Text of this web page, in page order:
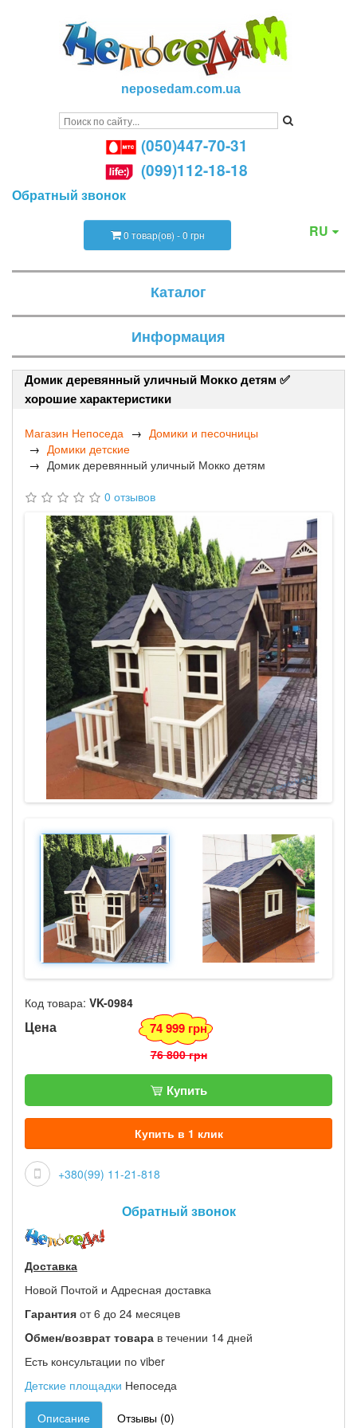
neposedam.com.ua
(050)447-70-31
(099)112-18-18
Обратный звонок
RU
0 товар(ов) - 0 грн
Каталог
Информация
Домик деревянный уличный Мокко детям ✅
хорошие характеристики
Магазин Непоседа
Домики и песочницы
Домики детские
Домик деревянный уличный Мокко детям
0 отзывов
Код товара: VK-0984
Цена 74 999 грн
76 800 грн
Купить
Купить в 1 клик
+380(99) 11-21-818
Обратный звонок
Доставка
Новой Почтой и Адресная доставка
Гарантия от 6 до 24 месяцев
Oбмен/возврат товара в течении 14 дней
Есть консультации по viber
Детские площадки Непоседа
Описание Отзывы (0)